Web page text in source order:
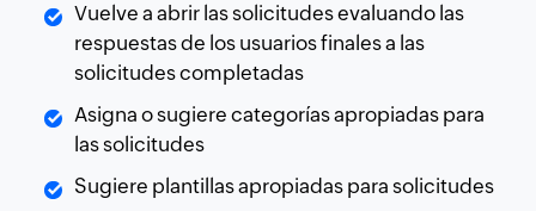
Vuelve a abrir las solicitudes evaluando las
respuestas de los usuarios finales a las
solicitudes completadas
Asigna o sugiere categorías apropiadas para
las solicitudes
Sugiere plantillas apropiadas para solicitudes